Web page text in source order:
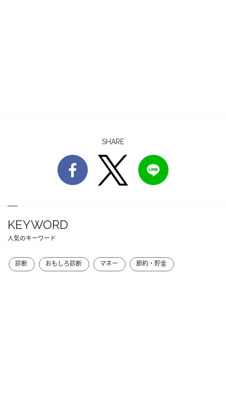
SHARE
KEYWORD
人気のキーワード
診断 おもしろ診断 マネー 節約・貯金